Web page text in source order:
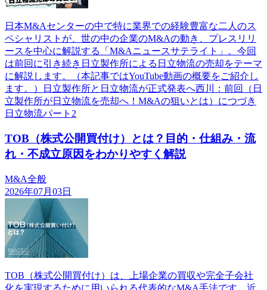
日本M&Aセンターの中で特に業界での経験豊富な二人のス
ペシャリストが、世の中の企業のM&Aの動き、プレスリリ
ースを中心に解説する「M&Aニュースサテライト」。今回
は前回に引き続き日立製作所による日立物流の売却をテーマ
に解説します。（本記事ではYouTube動画の概要をご紹介し
ます。）日立製作所と日立物流が正式発表へ西川：前回（日
立製作所が日立物流を売却へ！M&Aの狙いとは）につづき
日立物流パート2
TOB（株式公開買付け）とは？目的・仕組み・流
れ・不成立原因をわかりやすく解説
M&A全般
2026年07月03日
TOB（株式公開買付け）は、上場企業の買収や完全子会社
化を実現するために用いられる代表的なM&A手法です。近